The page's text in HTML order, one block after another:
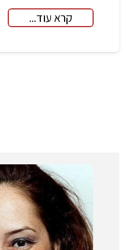
קרא עוד...